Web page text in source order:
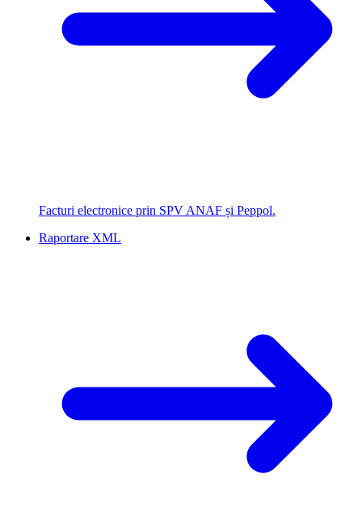
Facturi electronice prin SPV ANAF și Peppol.
Raportare XML